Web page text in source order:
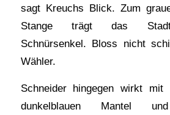
sagt Kreuchs Blick. Zum
Stange trägt das
Schnürsenkel. Bloss nicht
Wähler.
Schneider hingegen wirkt mit
dunkelblauen Mantel